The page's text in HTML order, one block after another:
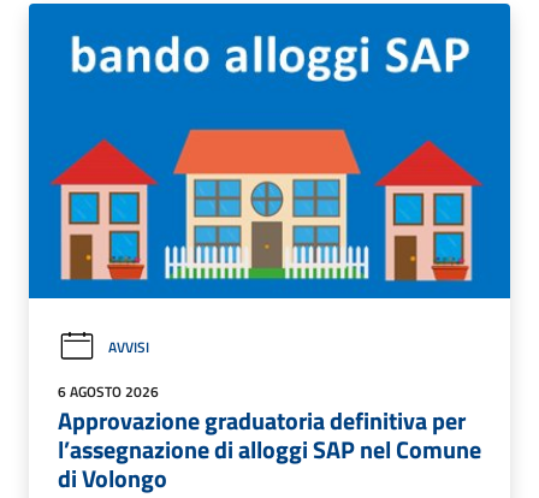
AVVISI
6 AGOSTO 2026
Approvazione graduatoria definitiva per
l’assegnazione di alloggi SAP nel Comune
di Volongo